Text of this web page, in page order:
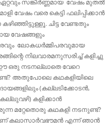
സങ്കീർണ്ണമായ വേഷം മുതൽ
വേഷം വരെ കെട്ടി ഫലിപ്പിക്കാൻ
ചിട്ട വേണ്ടതും
വേഷങ്ങളും
ലോകധർമ്മിപരവുമായ
നിലവാരമനുസരിച്ച് കളിച്ചു
ഈ ഒരു നടനല്ലാതെ വേറെ
അതുപോലെ കഥകളിയിലെ
(കല്ലടിക്കോടൻ,
കളിക്കാൻ
മറ്റേതൊരു കഥകളി നടനുണ്ട്‌?
കലാസാർവഭൗമൻ എന്ന് ഞാൻ